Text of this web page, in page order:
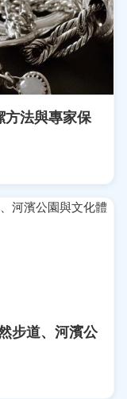
方法與專家保
步道、河濱公